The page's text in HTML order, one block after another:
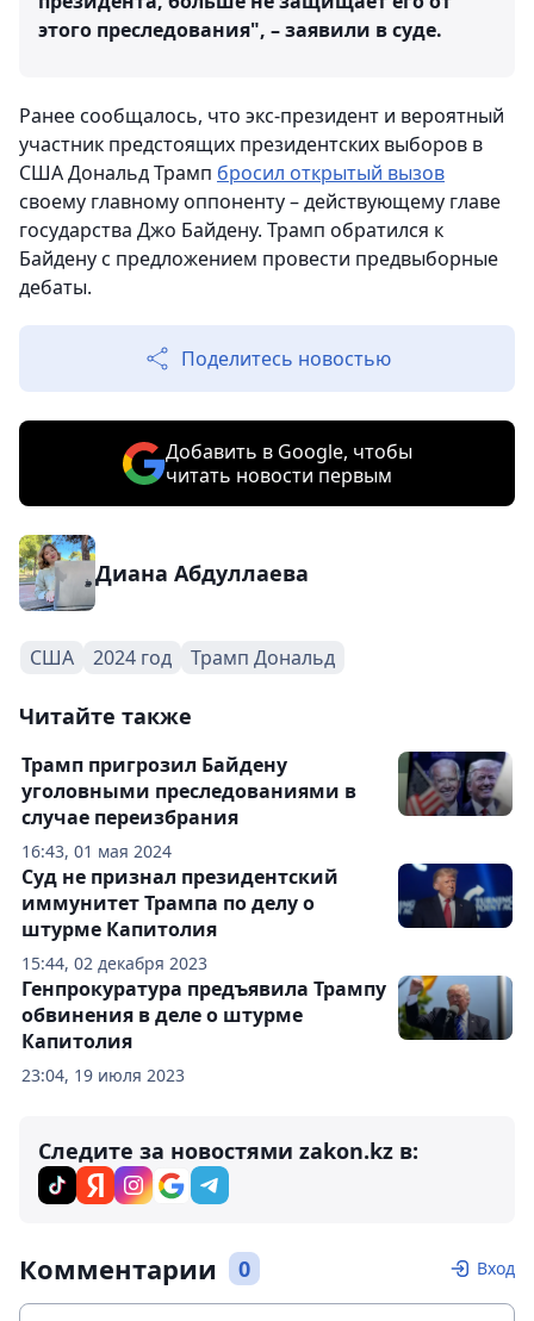
этого преследования", – заявили в суде.
Ранее сообщалось, что экс-президент и вероятный
участник предстоящих президентских выборов в
США Дональд Трамп бросил открытый вызов
своему главному оппоненту – действующему главе
государства Джо Байдену. Трамп обратился к
Байдену с предложением провести предвыборные
дебаты.
Поделитесь новостью
Добавить в Google, чтобы
читать новости первым
Диана Абдуллаева
США 2024 год Трамп Дональд
Читайте также
16:43, 01 мая 2024
Трамп пригрозил Байдену
уголовными преследованиями в
случае переизбрания
15:44, 02 декабря 2023
Суд не признал президентский
иммунитет Трампа по делу о
штурме Капитолия
23:04, 19 июля 2023
Генпрокуратура предъявила Трампу
обвинения в деле о штурме
Капитолия
Следите за новостями zakon.kz в:
Комментарии 0 Вход